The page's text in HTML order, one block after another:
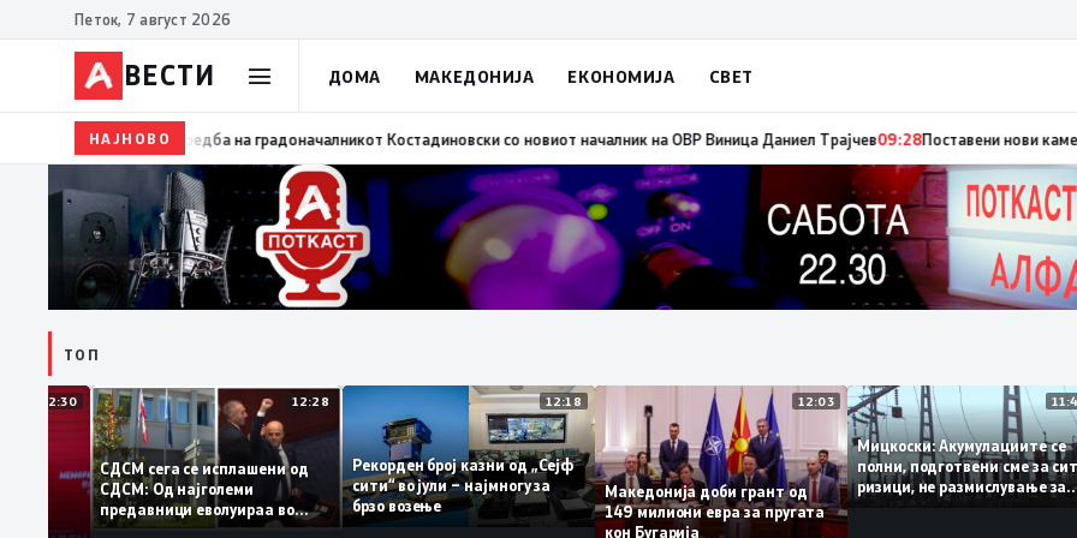
Петок, 7 август 2026
ВЕСТИ ДОМА МАКЕДОНИЈА ЕКОНОМИЈА СВЕТ
НАЈНОВО 09:29Нова фитнес зона во ООУ „Мирче Ацев“ во Општина Ѓорче Петров09:29Работна средба на градоначалникот
ТОП
12:30
на
12:28
СДСМ сега се исплашени од
СДСМ: Од најголеми
предавници еволуираа во
најголеми патриоти
12:18
Рекорден број казни од „Сејф
сити“ во јули – најмногу за
брзо возење
12:03
Македонија доби грант од
149 милиони евра за пругата
кон Бугарија
Мицкоски: Акумулациите
полни, подготвени сме за
ризици, не размислување
поскапување на струјата